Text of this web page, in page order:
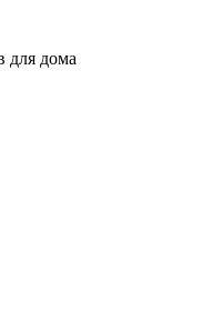
для дома